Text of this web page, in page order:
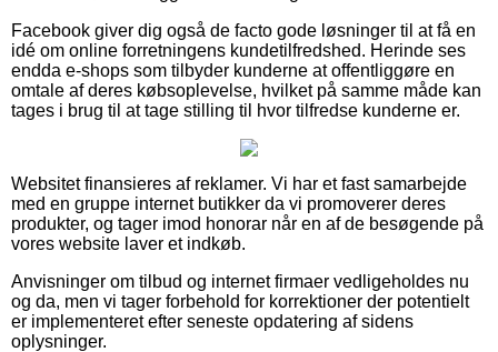
Facebook giver dig også de facto gode løsninger til at få en
idé om online forretningens kundetilfredshed. Herinde ses
endda e-shops som tilbyder kunderne at offentliggøre en
omtale af deres købsoplevelse, hvilket på samme måde kan
tages i brug til at tage stilling til hvor tilfredse kunderne er.
Websitet finansieres af reklamer. Vi har et fast samarbejde
med en gruppe internet butikker da vi promoverer deres
produkter, og tager imod honorar når en af de besøgende på
vores website laver et indkøb.
Anvisninger om tilbud og internet firmaer vedligeholdes nu
og da, men vi tager forbehold for korrektioner der potentielt
er implementeret efter seneste opdatering af sidens
oplysninger.